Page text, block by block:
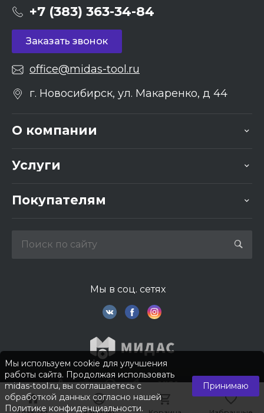
+7 (383) 363-34-84
Заказать звонок
office@midas-tool.ru
г. Новосибирск, ул. Макаренко, д 44
О компании
Услуги
Покупателям
Мы в соц. сетях
Мы используем cookie для улучшения
работы сайта. Продолжая использовать
midas-tool.ru, вы соглашаетесь с
обработкой данных согласно нашей
Политике конфиденциальности.
Принимаю